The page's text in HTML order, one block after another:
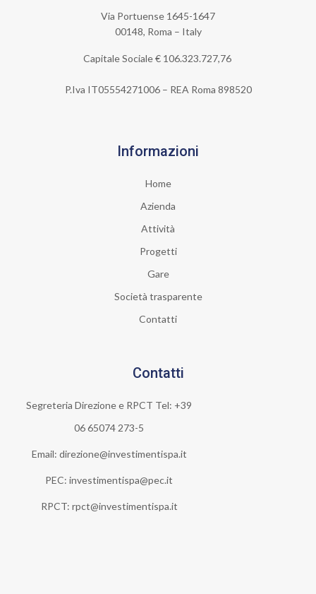
Via Portuense 1645-1647
00148, Roma – Italy
Capitale Sociale € 106.323.727,76
P.Iva IT05554271006 – REA Roma 898520
Informazioni
Home
Azienda
Attività
Progetti
Gare
Società trasparente
Contatti
Contatti
Segreteria Direzione e RPCT Tel: +39
06 65074 273-5
Email: direzione@investimentispa.it
PEC: investimentispa@pec.it
RPCT: rpct@investimentispa.it